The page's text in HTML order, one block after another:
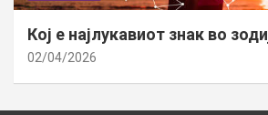
Кој е најлукавиот знак во
02/04/2026